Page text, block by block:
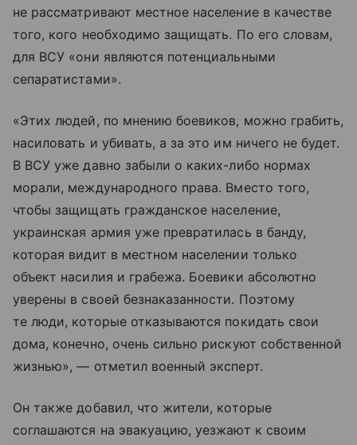
не рассматривают местное население в качестве
того, кого необходимо защищать. По его словам,
для ВСУ «они являются потенциальными
сепаратистами».
«Этих людей, по мнению боевиков, можно грабить,
насиловать и убивать, а за это им ничего не будет.
В ВСУ уже давно забыли о каких-либо нормах
морали, международного права. Вместо того,
чтобы защищать гражданское население,
украинская армия уже превратилась в банду,
которая видит в местном населении только
объект насилия и грабежа. Боевики абсолютно
уверены в своей безнаказанности. Поэтому
те люди, которые отказываются покидать свои
дома, конечно, очень сильно рискуют собственной
жизнью», — отметил военный эксперт.
Он также добавил, что жители, которые
соглашаются на эвакуацию, уезжают к своим